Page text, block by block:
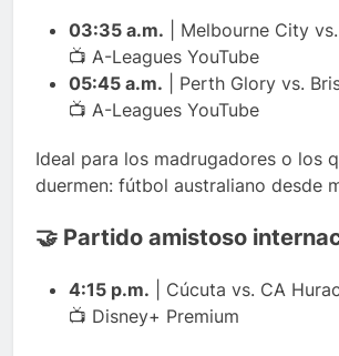
03:35 a.m. | Melbourne City
📺 A-Leagues YouTube
05:45 a.m. | Perth Glory vs.
📺 A-Leagues YouTube
Ideal para los madrugadores o los
duermen: fútbol australiano desde
🤝 Partido amistoso
4:15 p.m. | Cúcuta vs. CA
📺 Disney+ Premium